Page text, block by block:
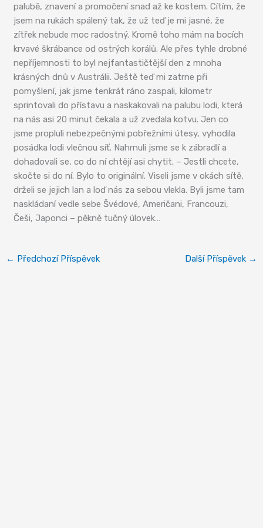
palubě, znavení a promočení snad až ke kostem. Cítím, že
jsem na rukách spálený tak, že už teď je mi jasné, že
zítřek nebude moc radostný. Kromě toho mám na bocích
krvavé škrábance od ostrých korálů. Ale přes tyhle drobné
nepříjemnosti to byl nejfantastičtější den z mnoha
krásných dnů v Austrálii. Ještě teď mi zatrne při
pomyšlení, jak jsme tenkrát ráno zaspali, kilometr
sprintovali do přístavu a naskakovali na palubu lodi, která
na nás asi 20 minut čekala a už zvedala kotvu. Jen co
jsme propluli nebezpečnými pobřežními útesy, vyhodila
posádka lodi vlečnou síť. Nahrnuli jsme se k zábradlí a
dohadovali se, co do ní chtějí asi chytit. – Jestli chcete,
skočte si do ní. Bylo to originální. Viseli jsme v okách sítě,
drželi se jejich lan a loď nás za sebou vlekla. Byli jsme tam
naskládaní vedle sebe Švédové, Američani, Francouzi,
Češi, Japonci – pěkně tučný úlovek…
← Předchozí Příspěvek Další Příspěvek →